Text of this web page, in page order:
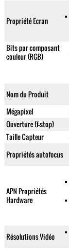
Propriété Ecran
Bits par composant
couleur (RGB)
Nom du Produit
Mégapixel
Ouverture (f-stop)
Taille Capteur
Propriétés autofocus
APN Propriétés
Hardware
Résolutions Vidéo